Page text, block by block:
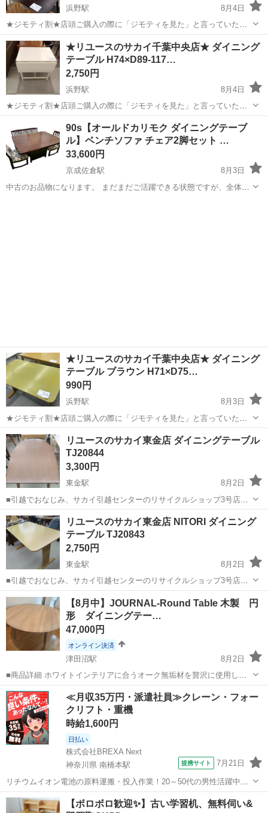
浜野駅
8月4日
★ジモティ割★店頭ご購入の際に「ジモティを見た」と言っていただ
くとジモティ限定価格（掲載価格の10%OFF）でご購入が可能です。
ぜひ店頭にてスタッフまでお伝えくださいませ。 ■引越でおなじみ、
サカイ引越センターのリサイ...
千葉 千葉市 浜野駅 テーブル サカイ
★リユースのサカイ千葉中央店★ ダイニング
テーブル H74×D89-117…
2,750円
浜野駅
8月4日
★ジモティ割★店頭ご購入の際に「ジモティを見た」と言っていただ
くとジモティ限定価格（掲載価格の10%OFF）でご購入が可能です。
ぜひ店頭にてスタッフまでお伝えくださいませ。 ■引越でおなじみ、
サカイ引越センターのリサイ...
千葉市 浜野駅 テーブル サカイ
90s【オールドカリモク ダイニングテーブ
ル】ベンチソファ チェア2脚セット …
33,600円
京成佐倉駅
8月3日
中古のお品物になります。 まだまだご活躍できる状態ですが、全体的
★リユースのサカイ千葉中央店★ ダイニング
テーブル ブラウン H71×D75…
990円
浜野駅
8月3日
★ジモティ割★店頭ご購入の際に「ジモティを見た」と言っていただ
くとジモティ限定価格（掲載価格の10%OFF）でご購入が可能です。
ぜひ店頭にてスタッフまでお伝えくださいませ。 ■引越でおなじみ、
サカイ引越センターのリサイ...
千葉 千葉市 テーブル サカイ
リユースのサカイ東金店 ダイニングテーブル
TJ20844
3,300円
東金駅
8月2日
■引越でおなじみ、サカイ引越センターのリサイクルショップ3号店が
オープン致しました。 リユースのサカイ東金店です！ ★住所：千葉県
東金市南上宿11-8 JR東金駅から徒歩15分です！ ただいまオープンキ
ャンペーン...
千葉 東金市 テーブル リユース
リユースのサカイ東金店 NITORI ダイニング
テーブル TJ20843
2,750円
東金駅
8月2日
■引越でおなじみ、サカイ引越センターのリサイクルショップ3号店が
オープン致しました。 リユースのサカイ東金店です！ ★住所：千葉県
東金市南上宿11-8 JR東金駅から徒歩15分です！ ただいまオープンキ
ャンペーン...
千葉 東金市 東金駅
【8月中】JOURNAL-Round Table 木製 円
形 ダイニングテー…
47,000円
オンライン決済
津田沼駅
8月2日
■商品詳細 ホワイトインテリアに合うオーク無垢材を贅沢に使用し
た、円形ダイニングテーブル 商品名：ジャーナル 丸テーブル 1200
（JOURNAL-Round Table） 外形寸法：約幅12...
千葉 千葉市 津田沼駅 テーブル
≪月収35万円・派遣社員≫クレーン・フォー
クリフト・重機
時給1,600円
日払い
株式会社BREXA Next
神奈川県 南橋本駅
提携サイト 7月21日
リチウムイオン電池の原料運搬・投入作業！20～50代の男性活躍中★
ワンルーム寮完備！赴任旅費会社負担！年間休日130日★フォークリフ
ト免許お持ちの方、活躍中！就業先食堂利用可★《神奈川県相模原
神奈川 相模原市 南橋本駅 その他
【ボロボロ歓迎✨】古い学習机、無料伺い&